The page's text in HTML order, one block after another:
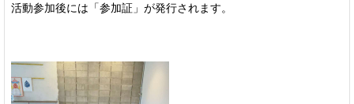
活動参加後には「参加証」が発行されます。